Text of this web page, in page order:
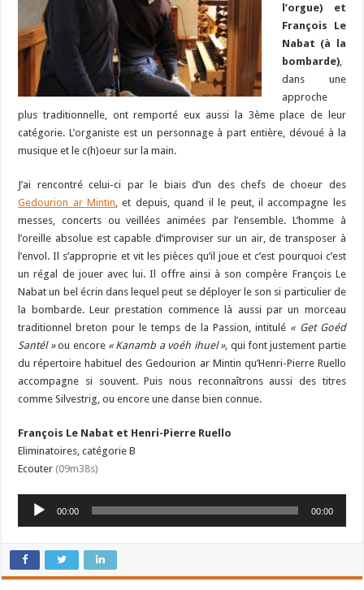
l’orgue) et
François Le
Nabat (à la
bombarde)
dans une
approche
plus traditionnelle, ont remporté eux aussi la 3ème place de leur
catégorie. L’organiste est un personnage à part entière, dévoué à la
musique et le c(h)oeur sur la main.
J’ai rencontré celui-ci par le biais d’un des chefs de choeur des
Gedourion ar Mintin , et depuis, quand il le peut, il accompagne les
messes, concerts ou veillées animées par l’ensemble. L’homme à
l’oreille absolue est capable d’improviser sur un air, de transposer à
l’envol. Il s’approprie et vit les pièces qu’il joue et c’est pourquoi c’est
un régal de jouer avec lui. Il offre ainsi à son compère François Le
Nabat un bel écrin dans lequel peut se déployer le son si particulier de
la bombarde. Leur prestation commence là aussi par un morceau
traditionnel breton pour le temps de la Passion, intitulé « Get Goéd
Santél »ou encore« Kanamb a voéh ihuel », qui font justement partie
du répertoire habituel des Gedourion ar Mintin qu’Henri-Pierre Ruello
accompagne si souvent. Puis nous reconnaîtrons aussi des titres
comme Silvestrig, ou encore une danse bien connue.
François Le Nabat et Henri-Pierre Ruello
Eliminatoires, catégorie B
Ecouter (09m38s)
Lecteur
audio
00:00 00:00